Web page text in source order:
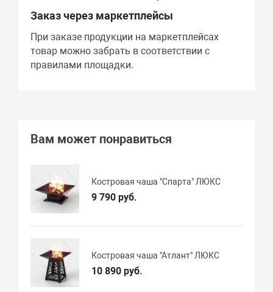
Заказ через маркетплейсы
При заказе продукции на маркетплейсах
товар можно забрать в соответствии с
правилами площадки.
Вам может понравиться
Костровая чаша "Спарта" ЛЮКС
9 790 руб.
Костровая чаша "Атлант" ЛЮКС
10 890 руб.